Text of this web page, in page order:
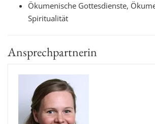
Ökumenische Gottesdienste,
Spiritualität
Ansprechpartnerin